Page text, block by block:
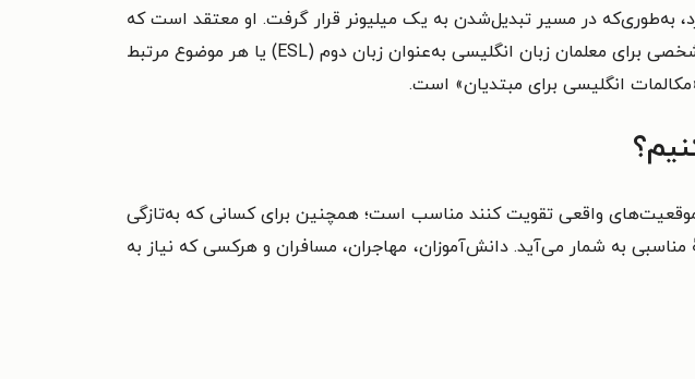
در بازار سهام سرمایه‌گذاری کرد، به‌طوری‌که در مسیر تبدیل‌شدن به یک میلیونر قرار گرفت. او معتقد است که
صلاحیت کافی برای ارائهٔ مشاوره درمورد پیداکردن شغل در دانشگاه‌های کُره، مسائل مالی شخصی برای معلمان زبان انگلیسی به‌عنوان زبان دوم (ESL) یا هر موضوع مرتبط
انگلیسی برای مبتدیان» است.
واقعی تقویت کنند مناسب است؛ همچنین برای کسانی که به‌تازگی
مناسبی به‌ شمار می‌آید. دانش‌آموزان، مهاجران، مسافران و هرکسی که نیاز به